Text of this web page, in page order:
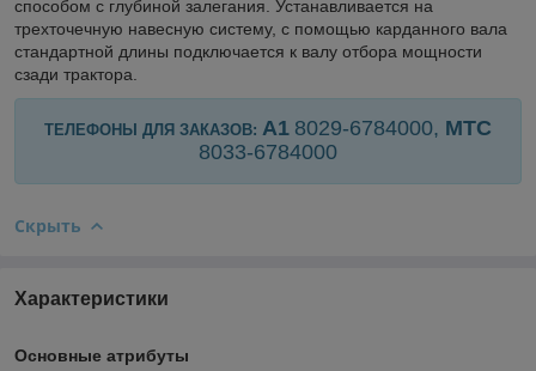
способом с глубиной залегания. Устанавливается на
трехточечную навесную систему, с помощью карданного вала
стандартной длины подключается к валу отбора мощности
сзади трактора.
ТЕЛЕФОНЫ ДЛЯ ЗАКАЗОВ: А1 8029-6784000, МТС
8033-6784000
Скрыть
Характеристики
Основные атрибуты